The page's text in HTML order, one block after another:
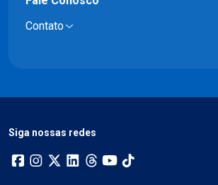
Contato
Siga nossas redes